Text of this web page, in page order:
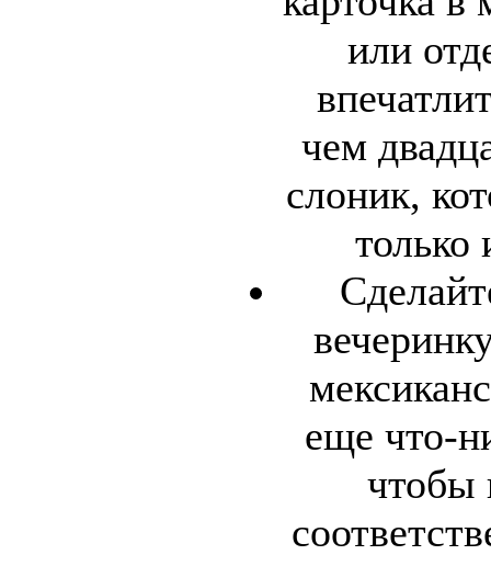
или
чем
слоник,
только
еще что-
чтобы